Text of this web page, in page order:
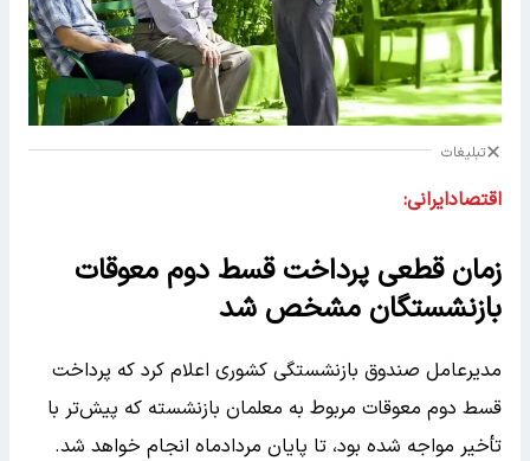
تبلیغات
اقتصادایرانی:
زمان قطعی پرداخت قسط دوم معوقات
بازنشستگان مشخص شد
مدیرعامل صندوق بازنشستگی کشوری اعلام کرد که پرداخت
قسط دوم معوقات مربوط به معلمان بازنشسته که پیش‌تر با
تأخیر مواجه شده بود، تا پایان مردادماه انجام خواهد شد.